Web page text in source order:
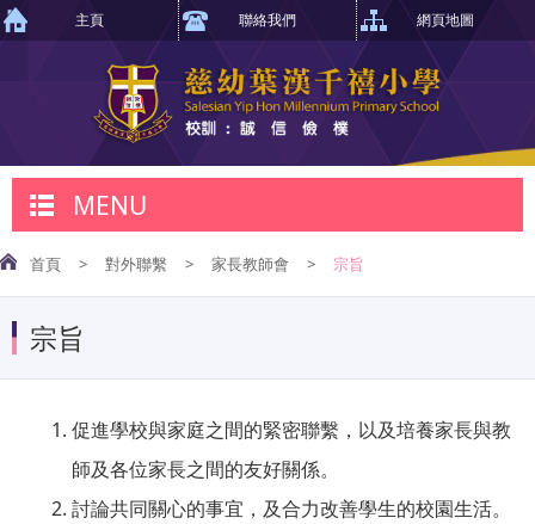
主頁 聯絡我們 網頁地圖
MENU
首頁 > 對外聯繫 > 家長教師會 > 宗旨
宗旨
促進學校與家庭之間的緊密聯繫，以及培養家長與教
師及各位家長之間的友好關係。
討論共同關心的事宜，及合力改善學生的校園生活。